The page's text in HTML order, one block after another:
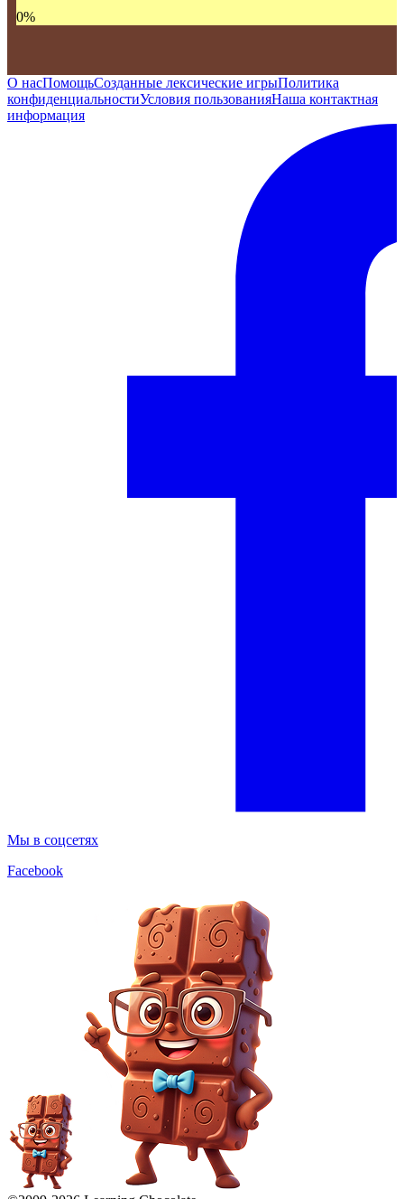
0%
О насПомощьСозданные лексические игрыПолитика
конфиденциальностиУсловия пользованияНаша контактная
информация
Мы в соцсетях
Facebook